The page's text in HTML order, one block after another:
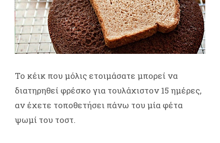
Το κέικ που μόλις ετοιμάσατε μπορεί να
διατηρηθεί φρέσκο για τουλάχιστον 15 ημέρες,
αν έχετε τοποθετήσει πάνω του μία φέτα
ψωμί του τοστ.